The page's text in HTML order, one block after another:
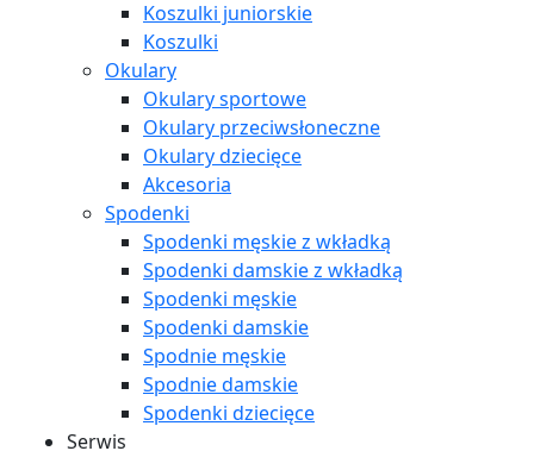
Koszulki juniorskie
Koszulki
Okulary
Okulary sportowe
Okulary przeciwsłoneczne
Okulary dziecięce
Akcesoria
Spodenki
Spodenki męskie z wkładką
Spodenki damskie z wkładką
Spodenki męskie
Spodenki damskie
Spodnie męskie
Spodnie damskie
Spodenki dziecięce
Serwis